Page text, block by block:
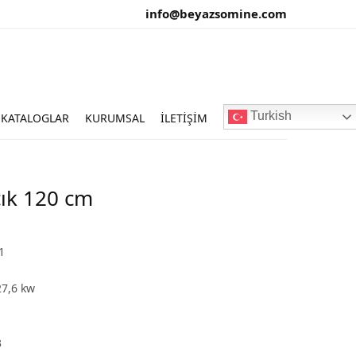
info@beyazsomine.com
KATALOGLAR KURUMSAL İLETIŞIM Turkish
120 cm
kw